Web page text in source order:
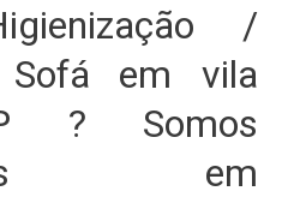
/
Sofá em vila
? Somos
em